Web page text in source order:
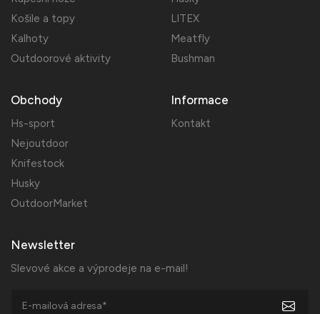
Košile a topy
Kalhoty
Outdoorové aktivity
LITEX
Meatfly
Bushman
Obchody
Hs-sport
Nejoutdoor
Knifestock
Husky
OutdoorMarket
Informace
Kontakt
Newsletter
Slevové akce a výprodeje na e-mail!